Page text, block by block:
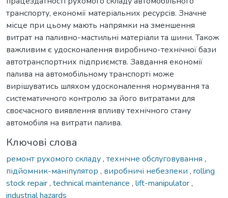
транспорту, економії матеріальних ресурсів. Значне
місце при цьому мають напрямки на зменшення
витрат на паливно-мастильні матеріали та шини. Також
важливим є удосконалення виробничо-технічної бази
автотранспортних підприємств. Завдання економії
палива на автомобільному транспорті може
вирішуватись шляхом удосконалення нормування та
систематичного контролю за його витратами для
своєчасного виявлення впливу технічного стану
автомобіля на витрати палива.
Ключові слова
ремонт рухомого складу, технічне обслуговування ,
підйомник-маніпулятор , виробничі небезпеки , rolling
stock repair, technical maintenance , lift-manipulator,
industrial hazards